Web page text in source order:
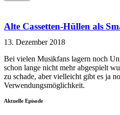
Alte Cassetten-Hüllen als
13. Dezember 2018
Bei vielen Musikfans lagern noch
schon lange nicht mehr abgespielt
zu schade, aber vielleicht gibt es ja
Verwendungsmöglichkeit.
Aktuelle Episode